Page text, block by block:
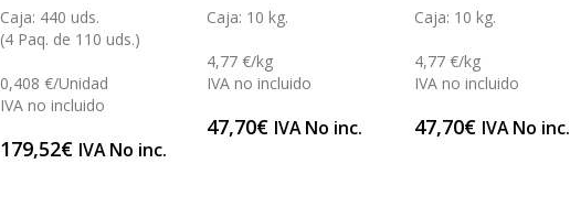
Caja: 440 uds.
(4 Paq. de 110 uds.)
0,408 €/Unidad
IVA no incluido
179,52€ IVA No inc.
Caja: 10 kg.
4,77 €/kg
IVA no incluido
47,70€ IVA No inc.
Caja: 10 kg.
4,77 €/kg
IVA no incluido
47,70€ IVA No inc.